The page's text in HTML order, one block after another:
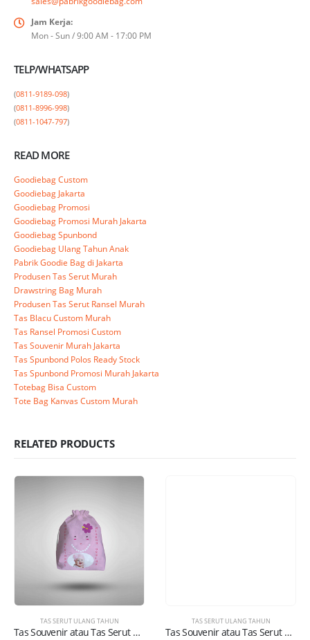
Jam Kerja:
Mon - Sun / 9:00 AM - 17:00 PM
TELP/WHATSAPP
(0811-9189-098)
(0811-8996-998)
(0811-1047-797)
READ MORE
Goodiebag Custom
Goodiebag Jakarta
Goodiebag Promosi
Goodiebag Promosi Murah Jakarta
Goodiebag Spunbond
Goodiebag Ulang Tahun Anak
Pabrik Goodie Bag di Jakarta
Produsen Tas Serut Murah
Drawstring Bag Murah
Produsen Tas Serut Ransel Murah
Tas Blacu Custom Murah
Tas Ransel Promosi Custom
Tas Souvenir Murah Jakarta
Tas Spunbond Polos Ready Stock
Tas Spunbond Promosi Murah Jakarta
Totebag Bisa Custom
Tote Bag Kanvas Custom Murah
RELATED PRODUCTS
TAS SERUT ULANG TAHUN
Tas Souvenir atau Tas Serut Ulang Tahun Anak (18)
TAS SERUT ULANG TAHUN
Tas Souvenir atau Tas Serut Ulang Tahun Anak (13)